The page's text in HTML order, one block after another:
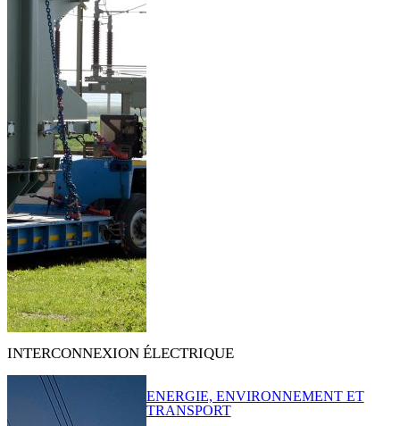
INTERCONNEXION ÉLECTRIQUE
ENERGIE, ENVIRONNEMENT ET
TRANSPORT